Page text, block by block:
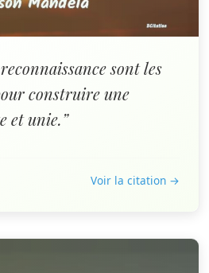
sont les
construire une
et unie.”
Voir la citation →